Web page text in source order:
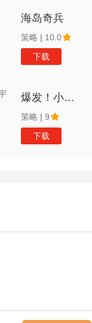
海岛奇兵
策略 | 10.0
下载
爆发！小宇宙
策略 | 9
下载